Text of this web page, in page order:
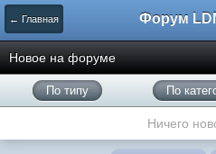
← Главная
Новое на форуме
По типу По
Ничего